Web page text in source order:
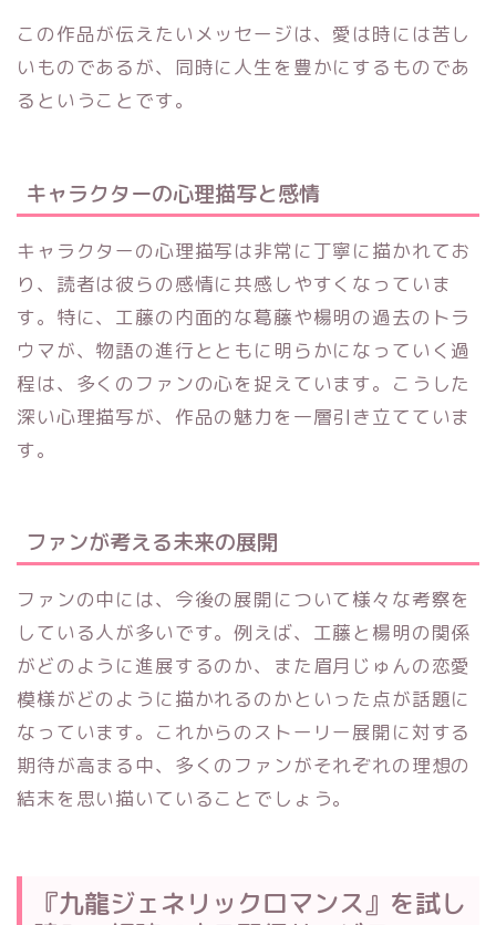
この作品が伝えたいメッセージは、愛は時には苦し
いものであるが、同時に人生を豊かにするものであ
るということです。
キャラクターの心理描写と感情
キャラクターの心理描写は非常に丁寧に描かれてお
り、読者は彼らの感情に共感しやすくなっていま
す。特に、工藤の内面的な葛藤や楊明の過去のトラ
ウマが、物語の進行とともに明らかになっていく過
程は、多くのファンの心を捉えています。こうした
深い心理描写が、作品の魅力を一層引き立てていま
す。
ファンが考える未来の展開
ファンの中には、今後の展開について様々な考察を
している人が多いです。例えば、工藤と楊明の関係
がどのように進展するのか、また眉月じゅんの恋愛
模様がどのように描かれるのかといった点が話題に
なっています。これからのストーリー展開に対する
期待が高まる中、多くのファンがそれぞれの理想の
結末を思い描いていることでしょう。
『九龍ジェネリックロマンス』を試し